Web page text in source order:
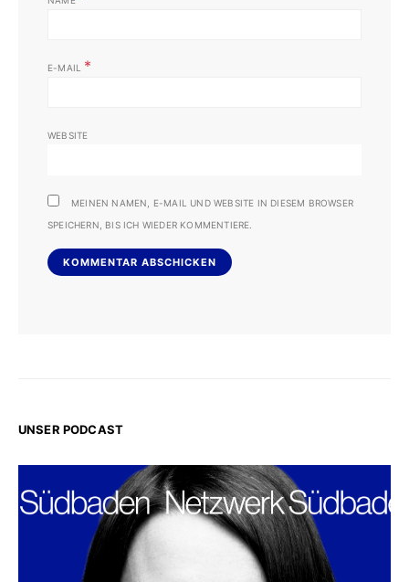
E-MAIL *
WEBSITE
MEINEN NAMEN, E-MAIL UND WEBSITE IN DIESEM BROWSER
SPEICHERN, BIS ICH WIEDER KOMMENTIERE.
UNSER PODCAST